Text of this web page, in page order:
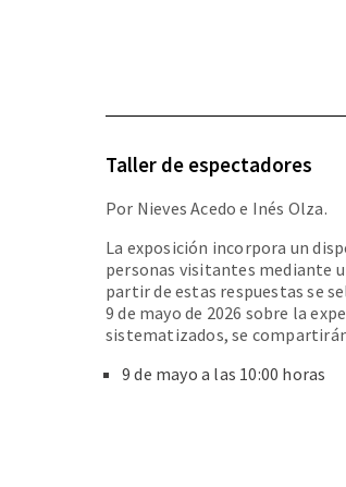
Taller de espectadores
Por Nieves Acedo e Inés Olza.
La exposición incorpora un
personas visitantes mediante
partir de estas respuestas se
9 de mayo de 2026 sobre la
sistematizados, se
9 de mayo a las 10:00 horas